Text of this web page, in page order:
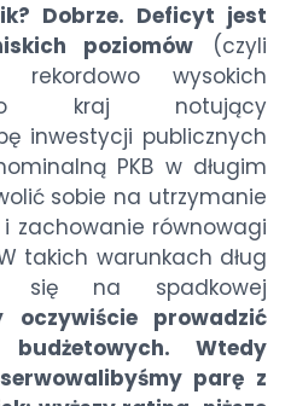
Dobrze. Deficyt jest
poziomów (czyli
wysokich
kraj notujący
inwestycji publicznych
PKB w długim
sobie na utrzymanie
zachowanie równowagi
takich warunkach dług
się na spadkowej
oczywiście prowadzić
Wtedy
parę z